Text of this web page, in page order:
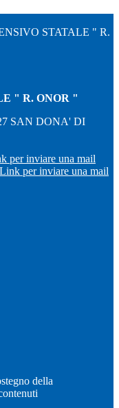
STATALE " R.
" R. ONOR "
SAN DONA' DI
per inviare una mail
Link per inviare una mail
della